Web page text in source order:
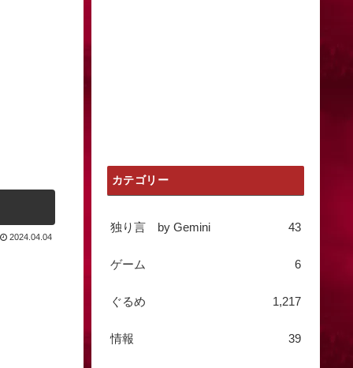
2024.04.04
カテゴリー
独り言 by Gemini 43
ゲーム 6
ぐるめ 1,217
情報 39